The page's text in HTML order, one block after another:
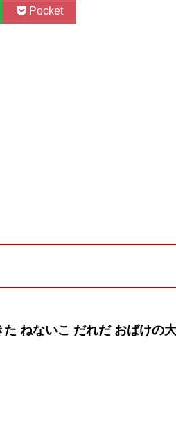
Pocket
ねないこ だれだ おばけの